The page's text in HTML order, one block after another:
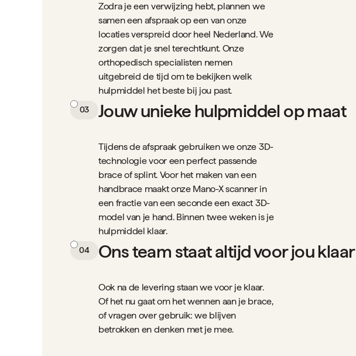
Zodra je een verwijzing hebt, plannen we
samen een afspraak op een van onze
locaties verspreid door heel Nederland. We
zorgen dat je snel terechtkunt. Onze
orthopedisch specialisten nemen
uitgebreid de tijd om te bekijken welk
hulpmiddel het beste bij jou past.
03 Jouw unieke hulpmiddel op maat
Tijdens de afspraak gebruiken we onze 3D-
technologie voor een perfect passende
brace of splint. Voor het maken van een
handbrace maakt onze Mano-X scanner in
een fractie van een seconde een exact 3D-
model van je hand. Binnen twee weken is je
hulpmiddel klaar.
04 Ons team staat altijd voor jou klaar
Ook na de levering staan we voor je klaar.
Of het nu gaat om het wennen aan je brace,
of vragen over gebruik: we blijven
betrokken en denken met je mee.